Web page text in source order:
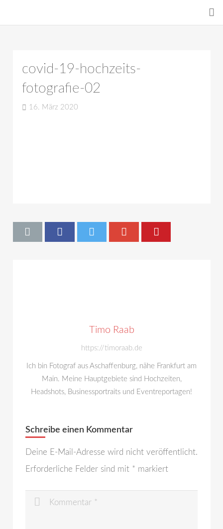
covid-19-hochzeits-
fotografie-02
16. März 2020
Timo Raab
https://timoraab.de
Ich bin Fotograf aus Aschaffenburg, nähe Frankfurt am
Main. Meine Hauptgebiete sind Hochzeiten,
Headshots, Businessportraits und Eventreportagen!
Schreibe einen Kommentar
Deine E-Mail-Adresse wird nicht veröffentlicht.
Erforderliche Felder sind mit * markiert